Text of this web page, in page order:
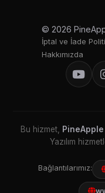
© 2026
İptal ve İade
Hakkımızda
Bu hizmet, PineApple
Yazılım
Bağlantılarımız: